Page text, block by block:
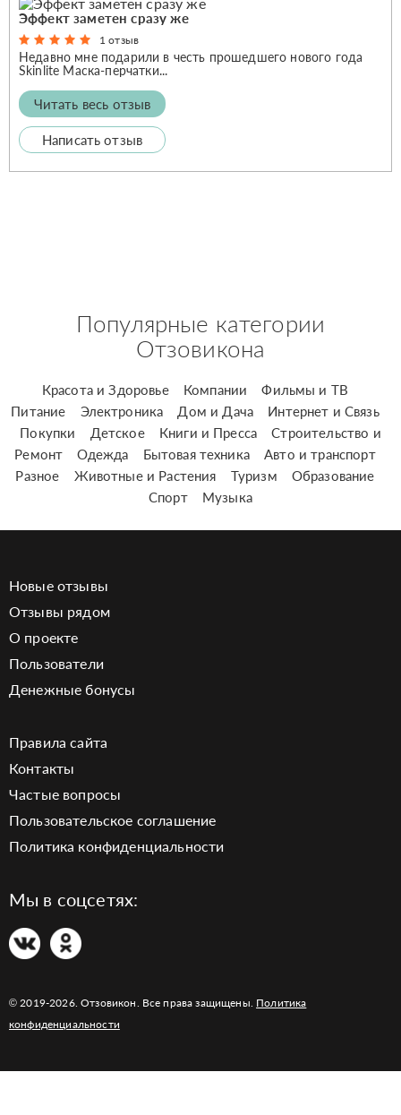
Эффект заметен сразу же
1 отзыв
Недавно мне подарили в честь прошедшего нового года
Skinlite Маска-перчатки...
Читать весь отзыв
Написать отзыв
Популярные категории
Отзовикона
Красота и Здоровье Компании
Фильмы и ТВ
Питание
Электроника Дом и Дача
Интернет и Связь
Покупки
Детское Книги и Пресса
Строительство и
Ремонт
Одежда Бытовая техника
Авто и транспорт
Разное
Животные и Растения Туризм
Образование
Спорт
Музыка
Новые отзывы
Отзывы рядом
О проекте
Пользователи
Денежные бонусы
Правила сайта
Контакты
Частые вопросы
Пользовательское соглашение
Политика конфиденциальности
Мы в соцсетях:
© 2019-2026. Отзовикон. Все права защищены. Политика
конфиденциальности